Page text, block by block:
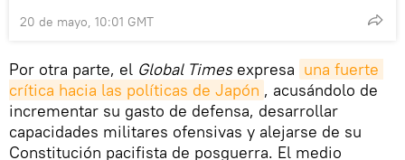
20 de mayo, 10:01 GMT
Por otra parte, el Global Timesexpresa una fuerte
crítica hacia las políticas de Japón , acusándolo de
incrementar su gasto de defensa, desarrollar
capacidades militares ofensivas y alejarse de su
Constitución pacifista de posguerra. El medio